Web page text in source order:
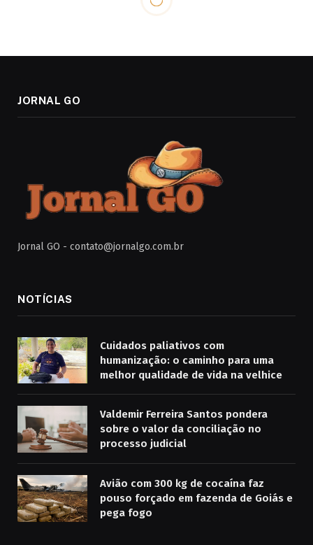
JORNAL GO
Jornal GO - contato@jornalgo.com.br
NOTÍCIAS
Cuidados paliativos com
humanização: o caminho para uma
melhor qualidade de vida na velhice
Valdemir Ferreira Santos pondera
sobre o valor da conciliação no
processo judicial
Avião com 300 kg de cocaína faz
pouso forçado em fazenda de Goiás e
pega fogo